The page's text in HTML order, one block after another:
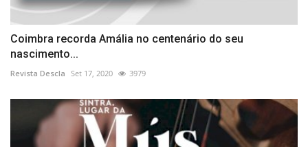
Coimbra recorda Amália no centenário do seu
nascimento...
Revista Descla Set 17, 2020 3979